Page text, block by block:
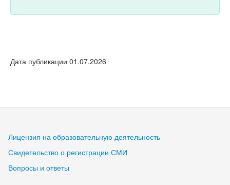
Дата публикации 01.07.2026
Лицензия на образовательную деятельность
Свидетельство о регистрации СМИ
Вопросы и ответы